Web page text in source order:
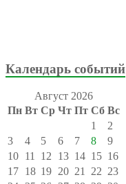
Календарь событий
Август 2026
Пн Вт Ср Чт Пт Сб Вс
1
2
3
4 5 6 7 8
9
10 11 12 13 14 15 16
17 18 19 20 21 22 23